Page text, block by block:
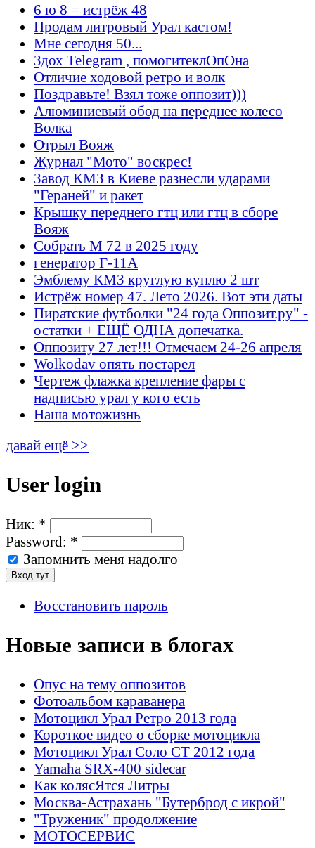
6 ю 8 = истрёж 48
Продам литровый Урал кастом!
Мне сегодня 50...
Здох Telegram , помогитеклОпОна
Отличие ходовой ретро и волк
Поздравьте! Взял тоже оппозит)))
Алюминиевый обод на переднее колесо
Волка
Отрыл Вояж
Журнал "Мото" воскрес!
Завод КМЗ в Киеве разнесли ударами
"Гераней" и ракет
Крышку переднего гтц или гтц в сборе
Вояж
Собрать М 72 в 2025 году
генератор Г-11А
Эмблему КМЗ круглую куплю 2 шт
Истрёж номер 47. Лето 2026. Вот эти даты
Пиратские футболки "24 года Оппозит.ру" -
остатки + ЕЩЁ ОДНА допечатка.
Оппозиту 27 лет!!! Отмечаем 24-26 апреля
Wolkodav опять постарел
Чертеж флажка крепление фары с
надписью урал у кого есть
Наша мотожизнь
давай ещё >>
User login
Ник: *
Password: *
Запомнить меня надолго
Восстановить пароль
Новые записи в блогах
Опус на тему оппозитов
Фотоальбом караванера
Мотоцикл Урал Ретро 2013 года
Короткое видео о сборке мотоцикла
Мотоцикл Урал Соло СТ 2012 года
Yamaha SRX-400 sidecar
Как колясЯтся Литры
Москва-Астрахань "Бутерброд с икрой"
"Труженик" продолжение
МОТОСЕРВИС